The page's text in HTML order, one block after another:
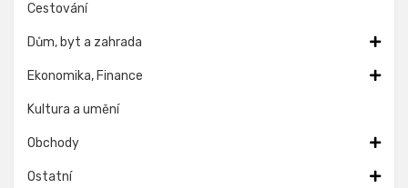
Cestování
Dům, byt a zahrada
Ekonomika, Finance
Kultura a umění
Obchody
Ostatní